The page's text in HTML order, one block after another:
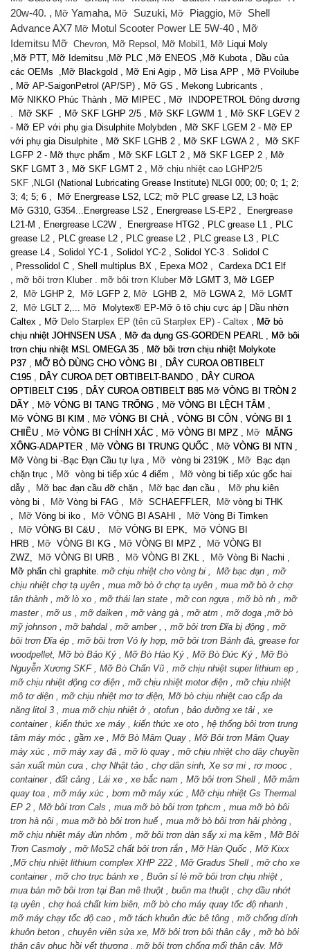
20w-40. , Mỡ Yamaha, Mỡ Suzuki, Mỡ Piaggio, Mỡ Shell
Advance AX7 Mỡ Motul Scooter Power LE 5W-40 , Mỡ
Idemitsu Mỡ Chevron, Mỡ Repsol, Mỡ Mobil1, Mỡ Liqui Moly
,Mỡ PTT, Mỡ Idemitsu ,Mỡ PLC ,Mỡ ENEOS ,Mỡ Kubota , Dầu của
các OEMs ,Mỡ Blackgold , Mỡ Eni Agip , Mỡ Lisa APP , Mỡ PVoilube
, Mỡ AP-SaigonPetrol (AP/SP) , Mỡ GS , Mekong Lubricants ,
Mỡ NIKKO Phúc Thành , Mỡ MIPEC , Mỡ INDOPETROL Đông dương
. Mỡ SKF , Mỡ SKF LGHP 2/5 , Mỡ SKF LGWM 1 , Mỡ SKF LGEV 2
- Mỡ EP với phụ gia Disulphite Molybden , Mỡ SKF LGEM 2 - Mỡ EP
với phụ gia Disulphite , Mỡ SKF LGHB 2 , Mỡ SKF LGWA 2 ,
Mỡ SKF
LGFP 2 - Mỡ thực phẩm , Mỡ SKF LGLT 2 , Mỡ SKF LGEP 2 , Mỡ
SKF LGMT 3 , Mỡ SKF LGMT 2 , Mỡ chịu nhiệt cao LGHP2/5
SKF ,NLGI (National Lubricating Grease Institute) NLGI 000; 00; 0; 1; 2;
3; 4; 5; 6 , Mỡ Energrease LS2, LC2; mỡ PLC grease L2, L3 hoặc
Mỡ G310, G354...Energrease LS2 , Energrease LS-EP2 , Energrease
L21-M , Energrease LC2W , Energrease HTG2 , PLC grease L1 , PLC
grease L2 , PLC grease L2 , PLC grease L2 , PLC grease L3 , PLC
grease L4 , Solidol YC-1 , Solidol YC-2 , Solidol YC-3 . Solidol C
, Pressolidol C , Shell multiplus BX , Epexa MO2 , Cardexa DC1 Elf
, mỡ bôi trơn Kluber . mỡ bôi trơn Kluber Mỡ LGMT 3, Mỡ LGEP
2,
Mỡ LGHP 2, Mỡ LGFP 2, Mỡ LGHB 2, Mỡ LGWA 2, Mỡ LGMT
2,
Mỡ LGLT 2,... Mỡ
Molytex® EP-Mỡ ô tô chịu cực áp | Dầu nhờn
Caltex , Mỡ Delo Starplex EP (tên cũ Starplex EP) - Caltex , Mỡ bò
chịu nhiệt JOHNSEN USA , Mỡ đa dụng GS-GORDEN PEARL , Mỡ bôi
trơn chịu nhiệt MSL OMEGA 35 , Mỡ bôi trơn chịu nhiệt Molykote
P37 , MỠ BÒ DÙNG CHO VÒNG BI , DÂY CUROA OBTIBELT
C195 , DÂY CUROA DẸT OBTIBELT-BANDO , DÂY CUROA
OPTIBELT C195 , DÂY CUROA OBTIBELT B85 Mỡ VÒNG BI TRÒN 2
DÃY , Mỡ VÒNG BI TANG TRỐNG , Mỡ VÒNG BI LỆCH TÂM ,
Mỡ VÒNG BI KIM , Mỡ VÒNG BI CHÀ , VÒNG BI CÔN , VÒNG BI 1
CHIỀU , Mỡ VÒNG BI CHÍNH XÁC , Mỡ VÒNG BI MPZ , Mỡ
MĂNG
XÔNG-ADAPTER , Mỡ VÒNG BI TRUNG QUỐC , Mỡ VÒNG BI NTN ,
Mỡ Vòng bi -Bạc Đạn Cầu tự lựa , Mỡ vòng bi 2319K , Mỡ
Bạc đạn
chặn trục , Mỡ vòng bi tiếp xúc 4 điểm , Mỡ vòng bi tiếp xúc gốc hai
dẫy ,
Mỡ bạc đạn cầu đỡ chặn , Mỡ bạc đạn cầu , Mỡ phụ kiên
vòng bi ,
Mỡ Vòng bi FAG , Mỡ SCHAEFFLER, Mỡ vòng bi THK
,
Mỡ Vòng bi iko , Mỡ VÒNG BI ASAHI , Mỡ Vòng Bi Timken
,
Mỡ VÒNG BI C&U , Mỡ VÒNG BI EPK, Mỡ VÒNG BI
HRB , Mỡ VÒNG BI KG , Mỡ VÒNG BI MPZ , Mỡ VÒNG BI
ZWZ, Mỡ VÒNG BI URB , Mỡ VÒNG BI ZKL , Mỡ Vòng Bi Nachi ,
Mỡ phấn chì graphite. mỡ chịu nhiệt cho vòng bi , Mỡ bạc đạn , mỡ chịu nhiệt chợ tạ uyên , mua mỡ bò ở chợ tạ uyên , mua mỡ bò ở chợ tân thành , mỡ lò xo , mỡ thái lan state , mỡ con ngựa , mỡ bò nh , mỡ master , mỡ us , mỡ daiken , mỡ vàng gà , mỡ atm , mỡ doga ,mỡ bò mỹ johnson , mỡ bahdal , mỡ amber , , mỡ bôi trơn Đĩa bị động , mỡ bôi trơn Đĩa ép , mỡ bôi trơn Vỏ ly hợp, mỡ bôi trơn Bánh đà, grease for woodpellet, Mỡ bò Bảo Ký , Mỡ Bò Hào Ký , Mỡ Bò Đức Ký , Mỡ Bò Nguyễn Xương SKF , Mỡ Bò Chấn Vũ , mỡ chịu nhiệt super lithium ep , mỡ chịu nhiệt động cơ điện , mỡ chịu nhiệt motor điện , mỡ chịu nhiệt mô tơ điện , mỡ chịu nhiệt mơ tơ điện, Mỡ bò chịu nhiệt cao cấp đa năng litol 3 , mua mỡ chịu nhiệt ở , otofun , bảo dưỡng xe tải , xe container , kiến thức xe máy , kiến thức xe oto , hệ thống bôi trơn trung tâm máy móc , gầm xe , Mỡ Bò Mâm Quay , Mỡ Bôi trơn Mâm Quay máy xúc , mỡ máy xay đá , mỡ lò quay , mỡ chịu nhiệt cho dây chuyền sản xuất mùn cưa , chợ Nhật tảo , chợ dân sinh, Xe sơ mi , rơ mooc , container , đất cảng , Lái xe , xe bắc nam , Mỡ bôi trơn Shell , Mỡ mâm quay toa , mỡ máy xúc , bơm mỡ máy xúc , Mỡ chịu nhiệt Gs Thermal EP 2 , Mỡ bôi trơn Cals , mua mỡ bò bôi trơn tphcm , mua mỡ bò bôi trơn hà nội , mua mỡ bò bôi trơn huế , mua mỡ bò bôi trơn hải phòng , mỡ chịu nhiệt máy đùn nhôm , mỡ bôi trơn dàn sấy xi mạ kẽm , Mỡ Bôi Trơn Casmoly , mỡ MoS2 chất bôi trơn rắn , Mỡ Hàn Quốc , Mỡ Kixx ,Mỡ chịu nhiệt lithium complex XHP 222 , Mỡ Gradus Shell , mỡ cho xe container , mỡ cho trục bánh xe , Buôn sỉ lẻ mỡ bôi trơn chịu nhiệt , mua bán mỡ bôi trơn tại Ban mê thuột , buôn ma thuột , chợ dầu nhớt tạ uyên , chợ hoá chất kim biên, mỡ bò cho máy quay tốc độ nhanh , mỡ máy chạy tốc độ cao , mỡ tách khuôn đúc bê tông , mỡ chống dính khuôn beton , chuyên viên sửa xe, Mỡ bôi trơn bôi thân cây , mỡ bò bôi thân cây phục hồi vết thương , mỡ bôi trơn chống mối thân cây. Mỡ Chịu Nhiệt Đa Năng EP NLGI 3, Mỡ Chịu Nhiệt Độ Cao 200 trên 300 độ C, Mỡ L3, Mỡ Lithium NLGI3,mỡ chịu nhiệt máy ép viên nén gổ , củi trấu , Mỡ Vòng Bi Moay Ơ, Mỡ cực Áp, mỡ chịu tải nặng, mỡ bôi tàu bè kháng nước, mỡ bảo dưỡng cột trụ viễn thông viettel, Mỡ Vòng Bi Siêu Tốc , mỡ vòng bi xe nâng, Mỡ Bò, Mỡ litol 3, mỡ litol crystal 3, mỡ mekong , Mỡ vòng bi xe Container , mỡ garage , Mỡ Grease EP No.3,mỡ bò chịu nhiệt Sinopec , mỡ bò chịu nhiệt Ep2 , mỡ bò chịu nhiệt Ep3 , mỡ chịu nhiệt Ep2 , mỡ lithium complex , mỡ chịu nhiệt Ep 3 . Mỡ Sâu Hải Phong , Mỡ Calix , Mỡ FPL L3 , Mỡ L2 , Mỡ L0 , Mỡ L4 , Mỡ Vân Phương, mỡ casmoly , mỡ gs thermal, mỡ gs golden pearl, mỡ molybdenum MoS2 , Mỡ bôi trơn Doga Lithium LP3 , Mỡ Huy Phát , Mỡ Sinopec , Mỡ ATM , Mỡ Shell , Mỡ Castrol , Mỡ Nasca , Mỡ daiken , Mỡ Shell Gadus S2 V100 1 2 3, Mỡ Calcium Sulfunate, Mỡ poly Urea, mỡ PTFE , Sinopec Lithium Grease No 1 2 3, Total Multis Complex HV 2, Mỡ Caltex Multifak EP12 3 ,Mobillux EP 1 2 3,Mỡ Castrol Spheerol EPL 0, 1,2, 3 , mỡ bò bôi thân cây , mỡ bò ngành nông nghiệp , mỡ bò phục hồi vết thương ,mỡ bảo dưỡng honda việt nam , chợ lớn , chợ tạ uyên , chợ bình tây , chợ bến thành , chợ cầu ông lãnh , sửa xe chuyên nghiệp , bơm hút mỡ, dầu bôi trơn , dầu nhờn quân diệu , dầu nhớt , dầu mỡ xe phân khối lớn , mỡ đa dụng , tổng đại lý phân phối sinopec phía bắc , chợ cà mau , chợ đồng xuân , bán buôn , bán lẻ , nhớt công nghiệp , nhớt tái chế , dầu biến áp , dầu thuỷ lực , dầu hàng hải , mỡ gioằng đồng hồ ,mỡ cao su , dầu nhủ hoá cao su , mỡ bò chịu nhiệt máy ép viên, dầu mỡ cho máy ép viên , mỡ máy ép viên nén mùn cưa, máy ép keo , ép nhựa , ép mếch khổ nhỏ, mỡ chịu nhiệt máy ép cán viên trục đứng, trục nằm, mỡ chịu nhiệt 7019 , mỡ Lithium Phức Complex cho máy ép viên nén mùn cưa gỗ , máy ép cán viên Yulong , , mỡ bôi trơn máy ép mùn cưa khuân vòng , máy ép viên nén đứng , nằm , mỡ , cho viên nén mùn cưa ,mỡ bôi trơn Càng mở , mỡ bôi trơn Trục khuỷu động cơ , mỡ bôi trơn các tấm ma sát, bán mỡ sinopec độc quyền việt nam , mỡ bôi trơn lò xo giảm chấn , mỡ bôi trơn cao su giảm chấn , mỡ bôi trơn các lò xo đệm, Tổng đại lý phân phối dầu mỡ bôi trơn miền bắc , tổng đại lý mỡ bôi trơn miền bắc , dầu nhớt tại miền nam , mỡ bôi trơn đĩa phanh , mỡ bôi trơn Trục chủ động , mỡ bôi trơn trục bị động , mỡ bôi trơn vú mỡ máy xúc , mỡ bôi trơn Bạc đạn đũa , mỡ bôi trơn Khoen chặn , mỡ bôi trơn Cụm đồng tốc số , mỡ bôi trơn cửa xe, mekong , mỡ bôi trơn hộp số , mỡ bôi trơn máy CNC , máy tiện , mỡ bôi trơn mỡ bò chịu tải , mỡ bôi trơn đầu máy xe lửa, mỡ bôi trơn máy móc hải, dung dịch mỡ tách khuông DO , mỡ bôi trơn xích xe máy , sinogrease , mỡ bôi trơn Lò nung , mỡ bôi trơn trục bánh xe, mipec ,caltex ,Shell XHP , mỡ bôi trơn máy nông nghiệp, Litol 3 , mỡ litol crystal , mỡ mekong , mỡ us , mỡ phun bánh răng , mõ bôi cây chống mọt ,mỡ khoai bảo dưỡng , caltol , SKF , NSK , mỡ bôi trơn máy cơ khí, Mỡ trục xe đạp , mỡ trục xe máy, xăng dầu petrovietnam , mỡ trục ô tô , mỡ máy xúc , mỡ máy cày , mỡ máy ủi , rửa xe bơm mỡ thay nhớt , mỡ bôi ăng ten , mỡ casmoly , mỡ daiken , mỡ , mỡ bôi trơn bánh xe tải nặng, vietsopetro , mỡ bôi trơn cơ cấu nâng hạ hệ thống thủy lực , mỡ bôi trơn hộp tay lái , mỡ bôi trơn Ổ đỡ , mỡ bôi trơn sên xe máy , mỡ bôi trơn hệ thống truyền lực , mỡ bôi trơn cối xay, mỡ bôi trơn máy dệt, mỡ bôi trơn máy trộn xi măng , mỡ bôi trơn máy ép viên gỗ , mỡ bôi trơn xe bán tải , mỡ bôi trơn xe ô tô , mỡ bôi trơn tốt , mỡ bôi trơn giá tốt , mỡ bôi trơn chất lượng cao , mỡ bôi trơn trục máy bơm nước, mỡ bôi trơn gối đỡ giảm xóc, mỡ bôi trơn các-đăng có vú bơm mỡ, máy lâm nghiệp , mỡ bôi trơn trục bánh xe máy, mỡ bôi trơn cổ phuốc, mỡ bôi trơn rô-tuyn tay lái , mỡ bôi trơn trục láp ôtô , mỡ bôi trơn phanh ô tô , mỡ bôi trơn thắng ô tô , mỡ bôi trơn mỡ bôi trơn giá rẻ chất lượng cao , mỡ bôi trơn các bánh răng hành tinh , mỡ bôi trơn bánh răng mặt trời , mỡ bôi trơn vành răng ngoài , mỡ bôi trơn mũi khoan , mỡ bôi trơn máy khoan , mỡ bôi trơn máy cắt , mỡ bôi trơn xe ủi đất , mỡ bôi trơn ly hợp đĩa , mỡ bôi trơn ly hợp đai ngoài , mỡ bôi trơn pistol , mỡ bôi trơn trực vít , mỡ bôi trơn ổ trong , mỡ bôi trơn ổ ngoài , mỡ bôi trơn máy bơm , mỡ bôi trơn bảo vệ van vòi, mỡ bôi trơn gioăng phớt , mỡ bôi trơn bulong , Bu Lông , mỡ bôi trơn ốc vít dán , mỡ bôi trơn bu lông , mỡ bôi trơn cán thép , mỡ bôi trơn ổ đĩa , mỡ bôi trơn vòng bi tốc độ cao , mỡ bôi trơn máy móc chịu tải nặng , mỡ bôi trơn con lăn , mỡ bôi trơn vòi nước , mỡ bôi trơn van , mỡ bôi trơn bánh răng chịu tải nhẹ , mỡ bôi trơn Hệ thống bôi trơn tập trung, Dầu thắng , dầu phanh , Dầu nhớt , dầu nhờn , dầu bôi trơn , phụ tùng , Chợ Tân Thành , Chợ Kim Biên , mỡ bôi trơn khớp nối, mỡ bò nước , mỡ bôi trơn ống lót , mỡ bôi trơn bê tong , mỡ bôi trơn cốt thép , mỡ bôi trơn hộp số công nghiệp kín , mỡ bôi trơn mối nối, mỡ bôi trơn mối liên kết , mỡ bôi trơn Bánh răng mở , mỡ bôi trơn Bôi trơn vòng bi tốc độ chậm và trung bình , mỡ bôi trơn Các ứng dụng nặng và sốc tải , mỡ bôi trơn mỡ bôi trơn ngành xây dựng , mỡ bôi trơn động cơ , mỡ bôi trơn băng tải, mỡ bôi trơn máy trộn , mỡ bôi trơn động cơ điện , mỡ bôi trơn bảo dưỡng cáp điện , mỡ bôi trơn máy nghiền đứng , mỡ bôi trơn bàn trượt (van) , mỡ bôi trơn bảo vệ cáp tời , mỡ bôi trơn vòng bi gối đỡ con lăn , mỡ bôi trơn bánh răng hở , mỡ bôi trơn ray trượt, mỡ bôi trơn thanh răng, mỡ bôi trơn đai ốc , mỡ bôi trơn thiết bị đúc , mỡ bôi trơn sắt thép, mỡ bôi trơn bao bì, mỡ bôi trơn điện, đại lý mỡ bôi trơn ,tổng Đại lý phân phối mỡ bôi trơn công nghiệp, đại lý mỡ bò , đại lý mỡ chịu nhiệt , phân phối mỡ bôi trơn , nước giải nhiệt , dầu cấp đông , đại lý nước giải nhiệt , phân phối nước giải nhiệt, nhà cung cấp mỡ bôi trơn lớn nhất , mỡ bôi trơn gỗ , mỡ bôi trơn giấy , mỡ bôi trơn máy văng, mỡ bôi trơn máy làm khô , mỡ bôi trơn sợi, mỡ bôi trơn giấy , mỡ bôi trơn công nghiệp kim loại, mỡ bôi trơn các máy cán kim loại, mỡ bôi trơn máy phát điện bằng hơi nước, mỡ bôi trơn khai thác mỏ., mỡ bôi trơn luyện kim, mỡ bôi trơn khai thác mỏ, mỡ bôi trơn ngành mía đường , mỡ bôi trơn máy kéo, mỡ bò nào sài ngon , mỡ bò nào dùng tốt , mỡ bôi trơn nào dùng tốt , mỡ hiệu nào dùng tốt , tổng đại lý phân phối sinopec , nhà nhập khẩu sinopec ,cung cấp dầu nhớt sinopec , mỡ bôi trơn máy đào , mỡ bôi trơn máy ép , mỡ bôi trơn khớp cầu, cung cấp dầu mỡ nhờn , đại lý dầu mỡ nhờn , mỡ bôi trơn xe hơi , mỡ bôi trơn xe buýt , mỡ bôi trơn khớp nối tay lái, mỡ bôi trơn nhíp xe , mỡ bôi trơn bộ phận cơ khí , mỡ bôi trơn ngành sửa xe , mỡ bôi trơn ổ trượt, mỡ bôi trơn ổ bi cầu, mỡ bôi trơn ổ lăn chịu tải, mỡ bôi trơn ổ bi bánh xe, mỡ bôi trơn khớp cac - đăng, mỡ bôi trơn phần gầm , mỡ bôi trơn cao áp công nghiệp , mỡ bôi trơn ngành vận tải , mỡ bôi trơn đặc chủng , đại lý mỡ bôi trơn , tư vấn hệ thồng bôi trơn , mỡ bôi trơn thiết bị công nghiệp , mỡ bôi trơn cáp điện , mỡ bôi trơn bảo quản . Mỡ Sinopec , mỡ Bôi Trơn Lotus . Mỡ bôi trơn lithium , Mỡ chịu nhiệt lithium , Mỡ Lithium , Mỡ Bôi Trơn chịu nhiệt Ep no3 , Mỡ Bentonite , Mỡ L2 , Mỡ L3 , Mỡ Cao áp . Mỡ Láp , Mỡ trục điện cao thế , Mỡ Công Nghiệp , Mỡ bò công nghiệp , mỡ bôi trơn công nghiệp , Mỡ bôi trơn cực áp , Mỡ chịu nhiệt cực áp , Mỡ Bôi trơn chân không, mỡ bò giá rẻ , mỡ bò tốt , Mỡ bò số 000 #,Mỡ số 00# ,Mỡ số 0#,Mỡ số 1#,Mỡ số 2#,Mỡ số 3#,Mỡ số 4#,Mỡ số T3# , Mỡ bò NLGI 000, Mỡ NLGI 00,Mỡ NLGI 0,Mỡ NLGI 1,Mỡ NLGI 2,Mỡ NLGI 3,Mỡ NLGI 4, Mỡ No.T3 , Mỡ Chịu Nhiệt NLGI No 000,Mỡ No 00,Mỡ No 0,Mỡ No 1,Mỡ No 2,Mỡ No 3,Mỡ No 4 , Mỡ Bôi Trơn Cáp Thép , Mỡ Bôi Trơn Quạt , Mỡ Bò Quạt Máy , Quạt Bàn . Mỡ Bôi Trơn Cao Tốc , Mỡ Bôi Trơn Tốc Độ Cao , Mỡ Chịu Nhiệt Tốc Độ Cao . Mỡ Bò Chỉ , Mỡ Bảo Quản . Mỡ Parafin . Mỡ Bò Chịu Nhiệt . Mỡ Bò Chịu Nhiệt 300 độ . Mở Bò chịu nhiệt . Mỡ Bò Chịu Nước . Mỡ bò là gì . mỡ bôi trơn sinopec . mỡ bôi trơn công nghiệp . mỡ bôi trơn số 2 . mỡ bôi trơn bao lụa . mỡ bôi trơn bánh răng nhựa . mỡ bôi trơn chịu nhiệt độ cao . mỡ bôi trơn dẫn điện , mỡ bôi trơn đa dụng . mỡ bôi trơn dây cáp . mỡ bôi trơn silicon . mỡ bôi trơn polyurea . mỡ bôi trơn titan . mỡ bôi trơn calcium sulfonate . mỡ bôi trơn calcium . giá mỡ bôi trơn công ng